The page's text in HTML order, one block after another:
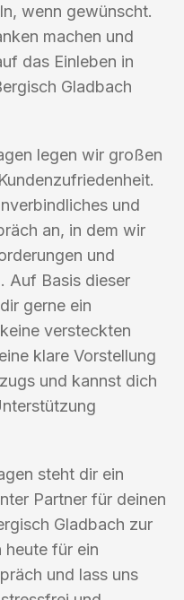
wenn gewünscht.
machen und
das Einleben in
Gladbach
legen wir großen
und
an, in dem wir
und
Auf Basis dieser
gerne ein
versteckten
klare Vorstellung
und kannst dich
steht dir ein
Partner für deinen
Gladbach zur
heute für ein
und lass uns